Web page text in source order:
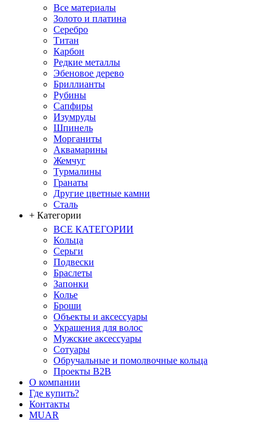
Все материалы
Золото и платина
Серебро
Титан
Карбон
Редкие металлы
Эбеновое дерево
Бриллианты
Рубины
Сапфиры
Изумруды
Шпинель
Морганиты
Аквамарины
Жемчуг
Турмалины
Гранаты
Другие цветные камни
Сталь
+ Категории
ВСЕ КАТЕГОРИИ
Кольца
Серьги
Подвески
Браслеты
Запонки
Колье
Броши
Объекты и аксессуары
Украшения для волос
Мужские аксессуары
Сотуары
Обручальные и помолвочные кольца
Проекты B2B
О компании
Где купить?
Контакты
MUAR